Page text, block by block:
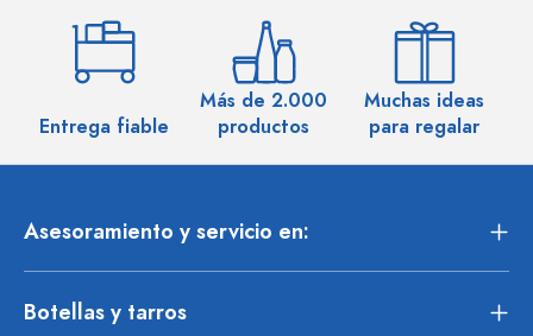
Entrega fiable
Más de 2.000
productos
Muchas ideas
para regalar
Asesoramiento y servicio en:
Botellas y tarros